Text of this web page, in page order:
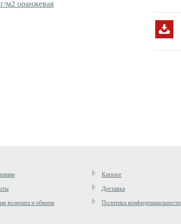
Каталог
Доставка
возврата и обмена Политика конфиденциальности